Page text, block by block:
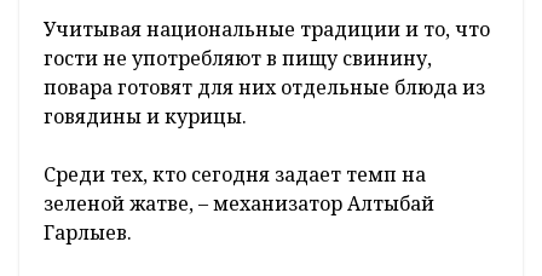
Учитывая национальные традиции и то, что
гости не употребляют в пищу свинину,
повара готовят для них отдельные блюда из
говядины и курицы.
Среди тех, кто сегодня задает темп на
зеленой жатве, – механизатор Алтыбай
Гарлыев.